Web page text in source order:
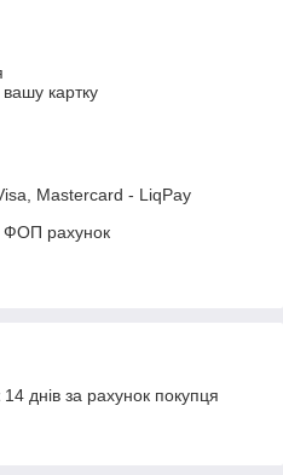
картку
Mastercard - LiqPay
ФОП рахунок
днів за рахунок покупця